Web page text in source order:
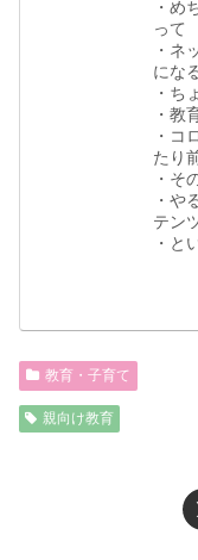
・め
って
・ネ
にな
・ち
・教
・コ
たり
・そ
・や
テン
・と
教育・子育て
親向け教育